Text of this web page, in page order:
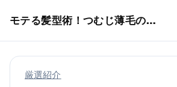
モテる髪型術！つむじ薄毛の隠し方
厳選紹介